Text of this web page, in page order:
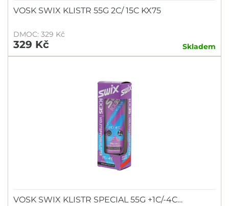
VOSK SWIX KLISTR 55G 2C/ 15C KX75
DMOC: 329 Kč
329 Kč Skladem
VOSK SWIX KLISTR SPECIAL 55G +1C/-4C…